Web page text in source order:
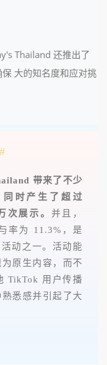
Thailand 还推出了
大的知名度和应对挑
#
带来了不少
时产生了超过
次展示。 并且，
率为 11.3%，是
动之一。活动能
原生内容，而不
TikTok 用户传播
悉感并引起了大